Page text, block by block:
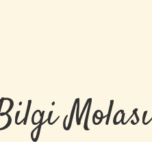
Molası